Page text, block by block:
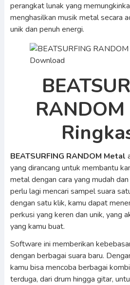
perangkat lunak yang
menghasilkan musik metal secara
unik dan penuh energi.
BEATSURFING RANDOM Metal
yang dirancang untuk membantu
metal dengan cara yang mudah
perlu lagi mencari sampel suara
dengan satu klik, kamu dapat
perkusi yang keren dan unik, yang
yang kamu buat.
Software ini memberikan
dengan berbagai suara baru.
kamu bisa mencoba berbagai
terduga, dari drum hingga gitar,